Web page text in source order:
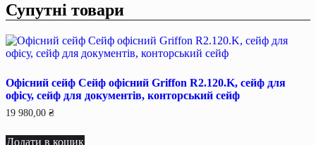
40/62M,
сейф
для
офiсу,
сейф
документiв,
конторський
сейф
Супутні товари
Офісний сейф Сейф офiсний Griffon R2.120.K, сейф для
офiсу, сейф для документiв, конторський сейф
19 980,00 ₴
Додати в кошик